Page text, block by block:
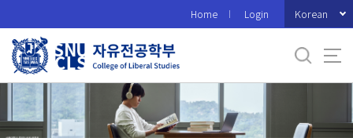
로
메
Home Login Korean